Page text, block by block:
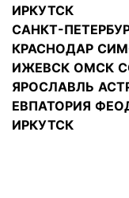
ИРКУТСК
САНКТ-
КРАСНОДАР
ИЖЕВСК ОМСК
ЯРОСЛАВЛЬ
ЕВПАТОРИЯ
ИРКУТСК